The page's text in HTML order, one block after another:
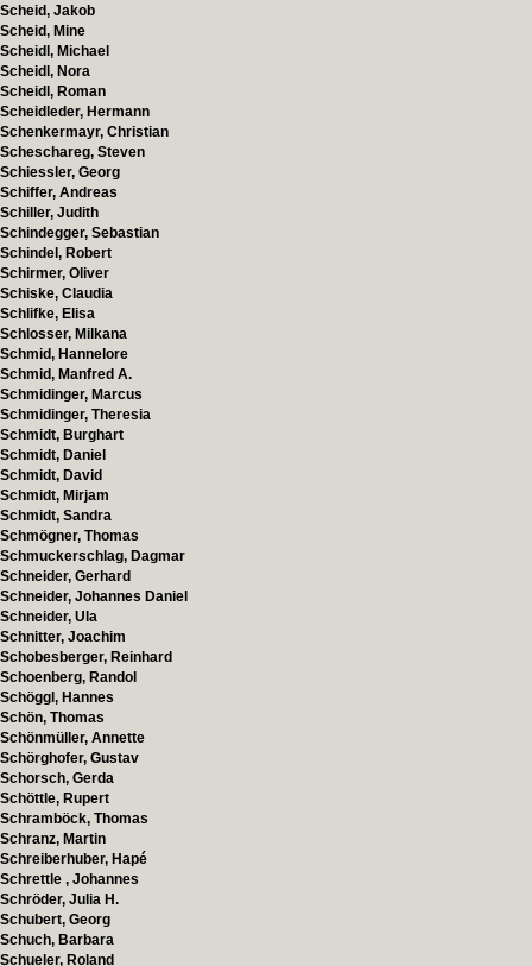
Scheid, Jakob
Scheid, Mine
Scheidl, Michael
Scheidl, Nora
Scheidl, Roman
Scheidleder, Hermann
Schenkermayr, Christian
Scheschareg, Steven
Schiessler, Georg
Schiffer, Andreas
Schiller, Judith
Schindegger, Sebastian
Schindel, Robert
Schirmer, Oliver
Schiske, Claudia
Schlifke, Elisa
Schlosser, Milkana
Schmid, Hannelore
Schmid, Manfred A.
Schmidinger, Marcus
Schmidinger, Theresia
Schmidt, Burghart
Schmidt, Daniel
Schmidt, David
Schmidt, Mirjam
Schmidt, Sandra
Schmögner, Thomas
Schmuckerschlag, Dagmar
Schneider, Gerhard
Schneider, Johannes Daniel
Schneider, Ula
Schnitter, Joachim
Schobesberger, Reinhard
Schoenberg, Randol
Schöggl, Hannes
Schön, Thomas
Schönmüller, Annette
Schörghofer, Gustav
Schorsch, Gerda
Schöttle, Rupert
Schramböck, Thomas
Schranz, Martin
Schreiberhuber, Hapé
Schrettle , Johannes
Schröder, Julia H.
Schubert, Georg
Schuch, Barbara
Schueler, Roland